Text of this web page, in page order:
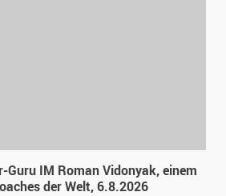
Guru IM Roman Vidonyak, einem
der Welt, 6.8.2026